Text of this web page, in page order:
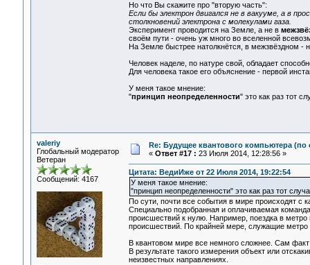
Но что Вы скажите про "вторую часть":
Если бы электрон двигался не в вакууме, а в
столкновений электрона с молекулами газа.
Эксперимент проводится на Земле, а не в
своём пути - очень уж много во вселенной
На Земле быстрее натолкнётся, в межзвёздном -
Человек наделе, по натуре свой, обладает
Для человека такое его объяснение - первой
У меня такое мнение:
"принцип неопределенности" это как раз тот
valeriy
Глобальный модератор
Ветеран
Сообщений: 4167
Re: Будущее квантового компьютера (по
« Ответ #17 : 23 Июля 2014, 12:28:56 »
Цитата: ВедиИже от 22 Июля 2014, 19:22:54
У меня такое мнение:
"принцип неопределенности" это как раз тот
По сути, почти все события в мире происходят с
Специально подобранная и оплачиваемая
происшествий к нулю. Например, поездка в метро
происшествий. По крайней мере, служащие метро
В квантовом мире все немного сложнее. Сам
В результате такого измерения объект или
неизвестных направлениях.